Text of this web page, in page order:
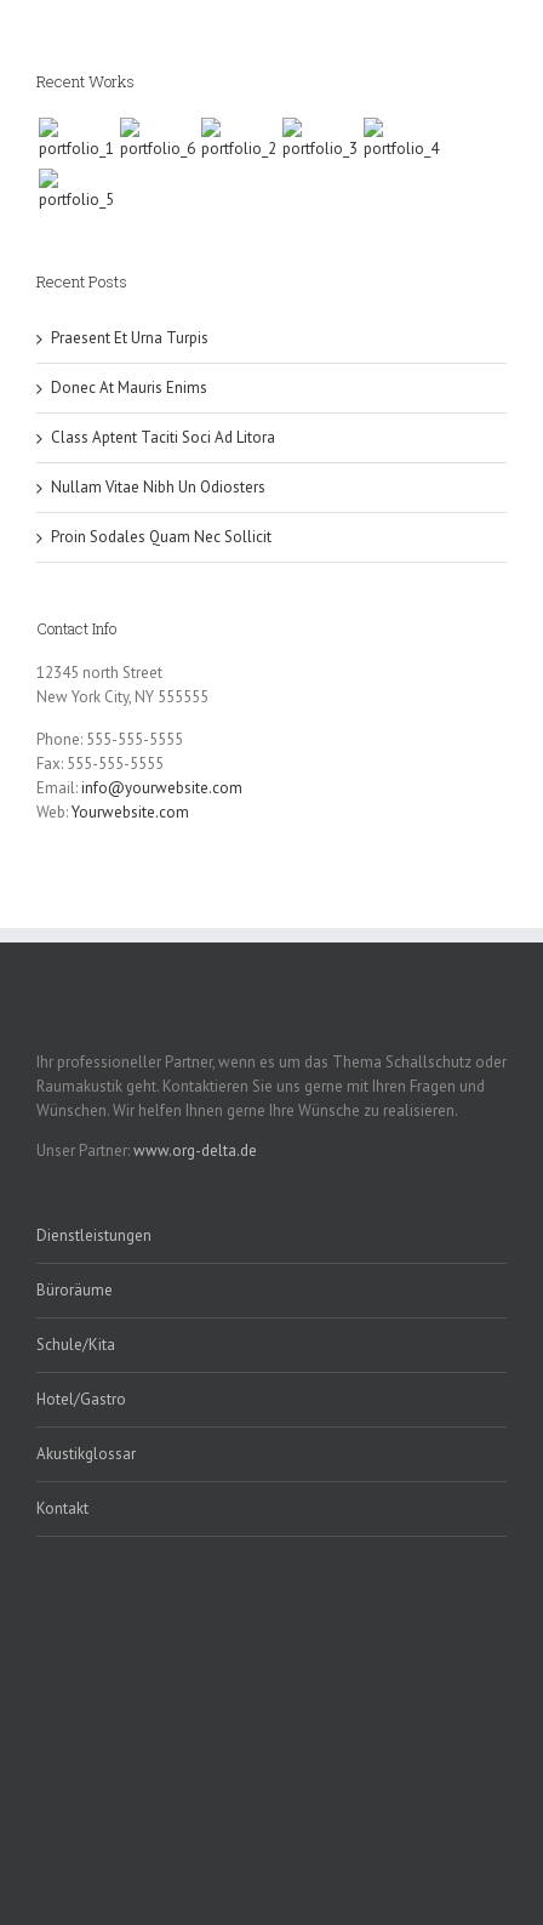
Recent Works
Recent Posts
Praesent Et Urna Turpis
Donec At Mauris Enims
Class Aptent Taciti Soci Ad Litora
Nullam Vitae Nibh Un Odiosters
Proin Sodales Quam Nec Sollicit
Contact Info
12345 north Street
New York City, NY 555555
Phone: 555-555-5555
Fax: 555-555-5555
Email:info@yourwebsite.com
Web:Yourwebsite.com
Ihr professioneller Partner, wenn es um das Thema Schallschutz oder
Raumakustik geht. Kontaktieren Sie uns gerne mit Ihren Fragen und
Wünschen. Wir helfen Ihnen gerne Ihre Wünsche zu realisieren.
Unser Partner:www.org-delta.de
Dienstleistungen
Büroräume
Schule/Kita
Hotel/Gastro
Akustikglossar
Kontakt